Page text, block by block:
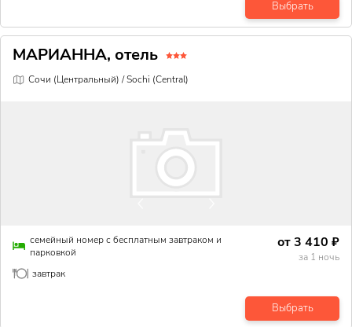
Выбрать
МАРИАННА, отель
Сочи (Центральный) / Sochi (Central)
семейный номер с бесплатным завтраком и
парковкой
завтрак
от3 410 ₽
за 1 ночь
Выбрать